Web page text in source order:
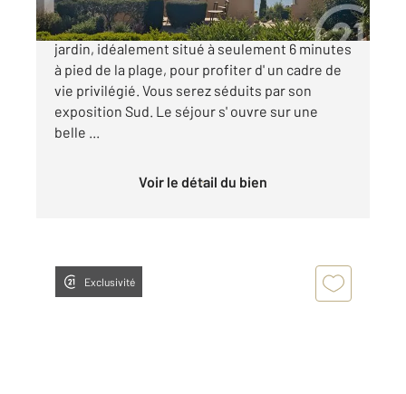
Découvrez ce bel appartement T2 en rez-de-
jardin, idéalement situé à seulement 6 minutes
à pied de la plage, pour profiter d' un cadre de
vie privilégié. Vous serez séduits par son
exposition Sud. Le séjour s' ouvre sur une
belle ...
Voir le détail du bien
Exclusivité